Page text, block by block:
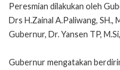
Peresmian dilakukan oleh
Drs H.Zainal A.Paliwang, SH.,
Gubernur, Dr. Yansen TP,
Gubernur mengatakan